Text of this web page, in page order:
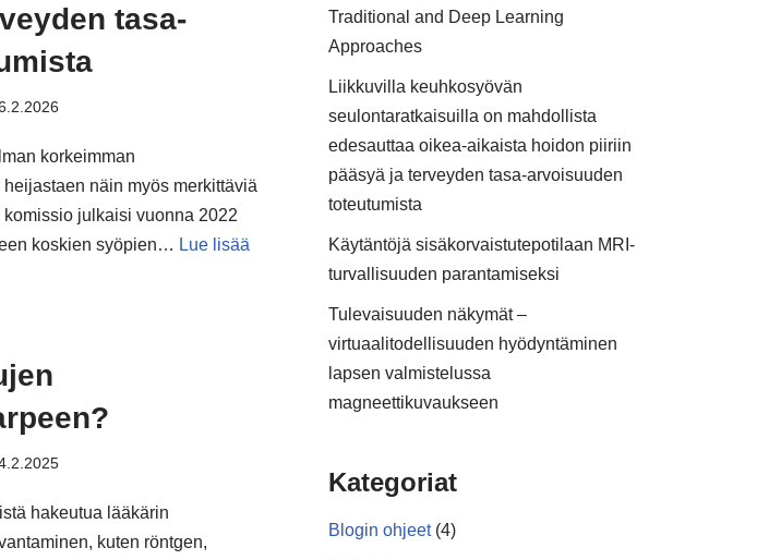
tasa-
korkeimman
näin myös merkittäviä
julkaisi vuonna 2022
koskien syöpien… Lue lisää
hakeutua lääkärin
kuten röntgen,
Traditional and Deep Learning
Approaches
Liikkuvilla keuhkosyövän
seulontaratkaisuilla on mahdollista
edesauttaa oikea-aikaista hoidon piiriin
pääsyä ja terveyden tasa-arvoisuuden
toteutumista
Käytäntöjä sisäkorvaistutepotilaan MRI-
turvallisuuden parantamiseksi
Tulevaisuuden näkymät –
virtuaalitodellisuuden hyödyntäminen
lapsen valmistelussa
magneettikuvaukseen
Kategoriat
Blogin ohjeet(4)